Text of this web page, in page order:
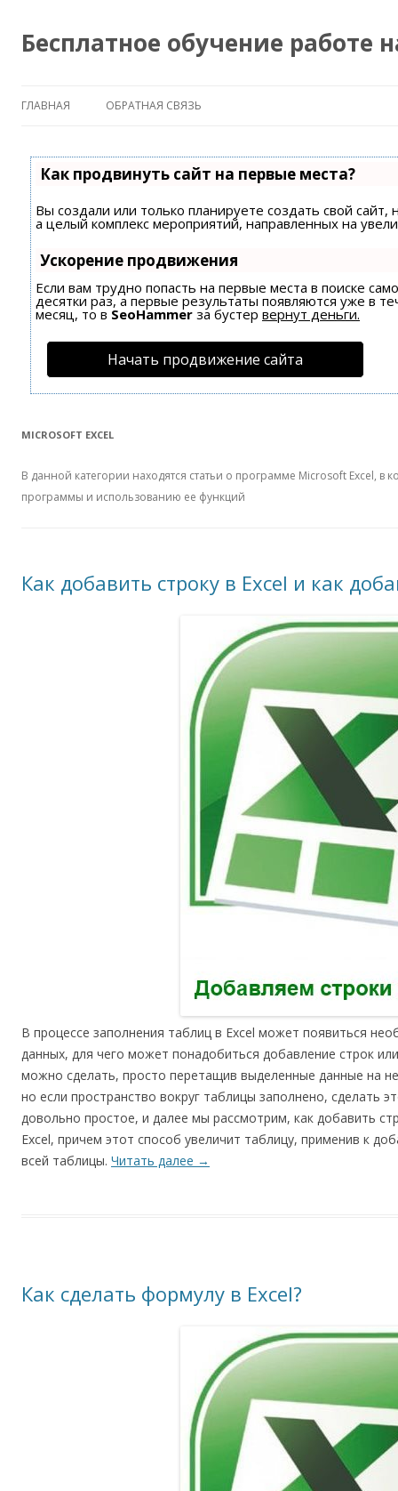
Бесплатное обучение работе
ГЛАВНАЯ ОБРАТНАЯ СВЯЗЬ
Как продвинуть сайт на первые места?
Вы создали или только планируете создать свой
а целый комплекс мероприятий, направленных на
Ускорение продвижения
Если вам трудно попасть на первые места в поиске
десятки раз, а первые результаты появляются уже в
месяц, то в SeoHammer за бустер вернут деньги.
Начать продвижение сайта
MICROSOFT EXCEL
В данной категории находятся статьи о программе Microsoft Excel, в
программы и использованию ее функций
Как добавить строку в Excel и как
В процессе заполнения таблиц в Excel может появиться
данных, для чего может понадобиться добавление строк
можно сделать, просто перетащив выделенные данные на
но если пространство вокруг таблицы заполнено, сделать
довольно простое, и далее мы рассмотрим, как добавить
Excel, причем этот способ увеличит таблицу, применив к
всей таблицы. Читать далее →
Как сделать формулу в Excel?